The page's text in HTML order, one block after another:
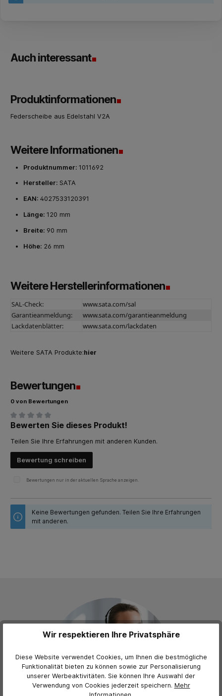
Auch interessant
Produktinformationen
Federscheibe aus Edelstahl V2A
Weitere Informationen
Produktnummer: 1011692
Hersteller: SATA
EAN: 4027533120391
Länge: 120 mm
Breite: 90 mm
Höhe: 26 mm
Weitere Herstellerinformationen
SAL-Check:
www.sata.com/sal
Garantieanmeldung:
www.sata.com/garantieanmeldung
Lackdatenblätter:
www.sata.com/lackdaten
Weitere SATA Produkte:hier
Bewertungen
0 von Bewertungen
Durchschnittliche Bewertung von 0 von 5 Sternen
Bewerten Sie dieses Produkt!
Teilen Sie Ihre Erfahrungen mit anderen Kunden.
Bewertung schreiben
Bewertungen nur in der aktuellen Sprache anzeigen.
Keine Bewertungen gefunden. Teilen Sie Ihre Erfahrungen
mit anderen.
Wir respektieren Ihre Privatsphäre
Diese Website verwendet Cookies, um Ihnen die bestmögliche
Funktionalität bieten zu können sowie zur Personalisierung
unserer Werbeaktivitäten. Sie können Ihre Auswahl der
Verwendung von Cookies jederzeit speichern. Mehr